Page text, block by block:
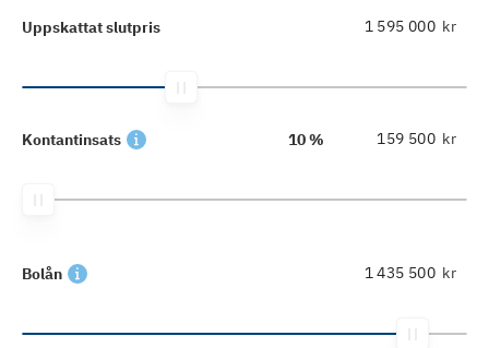
Uppskattat slutpris kr
Kontantinsats 10 % kr
Bolån kr